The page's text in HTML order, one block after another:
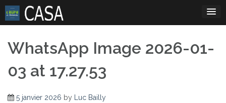
Skip
content
WhatsApp Image 2026-01-
03 at 17.27.53
5 janvier 2026 by Luc Bailly